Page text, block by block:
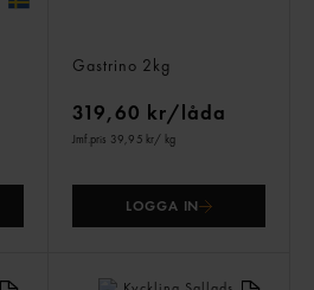
Gastrino 2kg
319,60 kr/låda
Jmf.pris 39,95 kr/ kg
LOGGA IN